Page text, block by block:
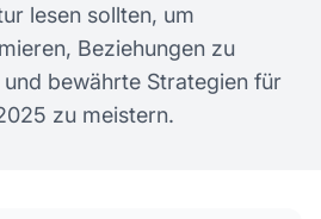
lesen sollten, um
Beziehungen zu
bewährte Strategien für
zu meistern.